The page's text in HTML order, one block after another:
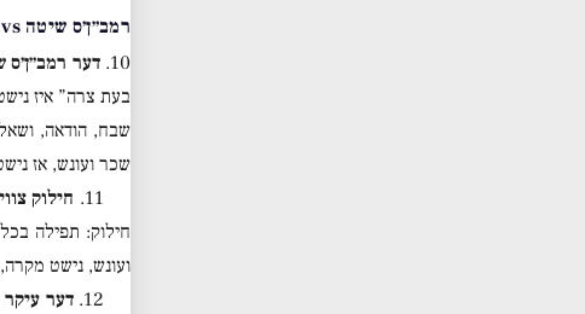
רמב״ן׳ס שיטה vs. רמב״ם
10. דער
בעת צרה” איז
שבח, הודאה,
שכר ועונש, אז
11. חילוק
חילוק: תפילה
ועונש, נישט
12. דער